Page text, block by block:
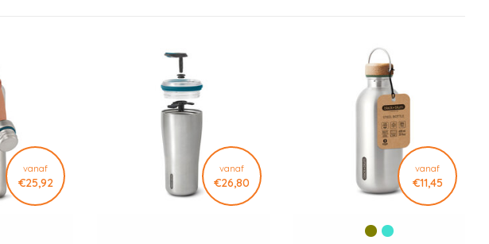
vanaf
€25,92
vanaf
€26,80
vanaf
€11,45